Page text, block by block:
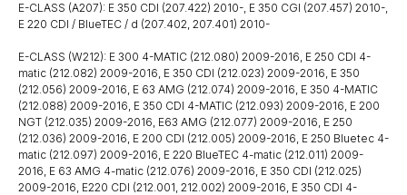
E-CLASS (A207): E 350 CDI (207.422) 2010-, E 350 CGI (207.457) 2010-,
E 220 CDI / BlueTEC / d (207.402, 207.401) 2010-
E-CLASS (W212): E 300 4-MATIC (212.080) 2009-2016, E 250 CDI 4-
matic (212.082) 2009-2016, E 350 CDI (212.023) 2009-2016, E 350
(212.056) 2009-2016, E 63 AMG (212.074) 2009-2016, E 350 4-MATIC
(212.088) 2009-2016, E 350 CDI 4-MATIC (212.093) 2009-2016, E 200
NGT (212.035) 2009-2016, E63 AMG (212.077) 2009-2016, E 250
(212.036) 2009-2016, E 200 CDI (212.005) 2009-2016, E 250 Bluetec 4-
matic (212.097) 2009-2016, E 220 BlueTEC 4-matic (212.011) 2009-
2016, E 63 AMG 4-matic (212.076) 2009-2016, E 350 CDI (212.025)
2009-2016, E220 CDI (212.001, 212.002) 2009-2016, E 350 CDI 4-